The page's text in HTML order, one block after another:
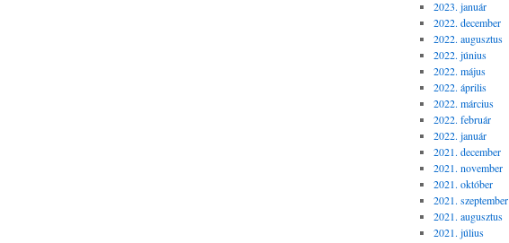
2023. január
2022. december
2022. augusztus
2022. június
2022. május
2022. április
2022. március
2022. február
2022. január
2021. december
2021. november
2021. október
2021. szeptember
2021. augusztus
2021. július